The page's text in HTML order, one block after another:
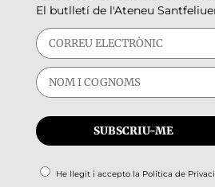
El butlletí de l'Ateneu
He llegit i accepto la Política de